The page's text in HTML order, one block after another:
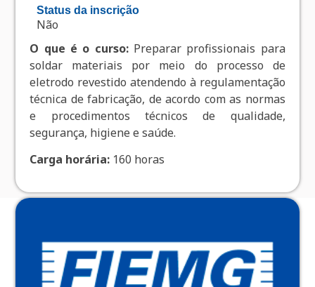
Status da inscrição
Não
O que é o curso:Preparar profissionais para
soldar materiais por meio do processo de
eletrodo revestido atendendo à regulamentação
técnica de fabricação, de acordo com as normas
e procedimentos técnicos de qualidade,
segurança, higiene e saúde.
Carga horária: 160 horas